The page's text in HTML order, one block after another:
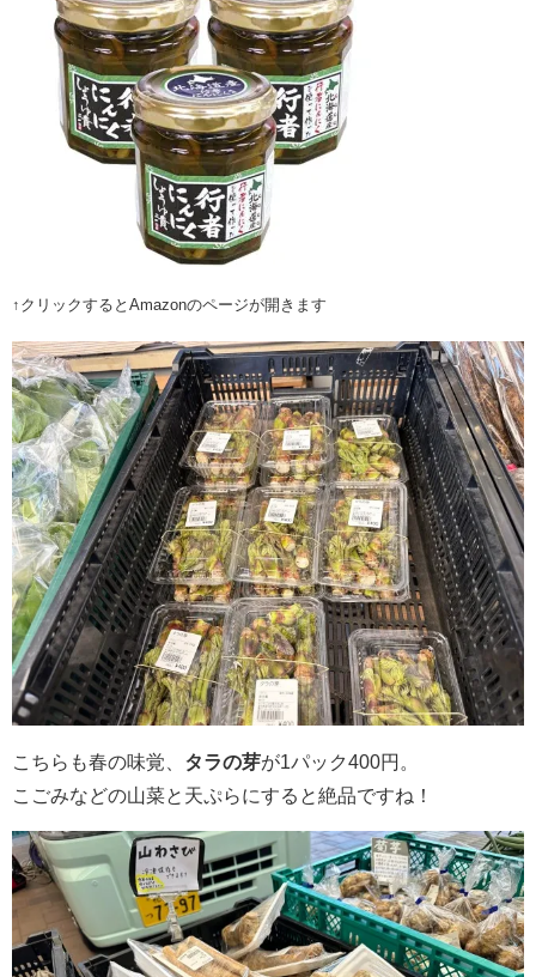
↑クリックするとAmazonのページが開きます
こちらも春の味覚、 タラの芽が1パック400円。
こごみなどの山菜と天ぷらにすると絶品ですね！